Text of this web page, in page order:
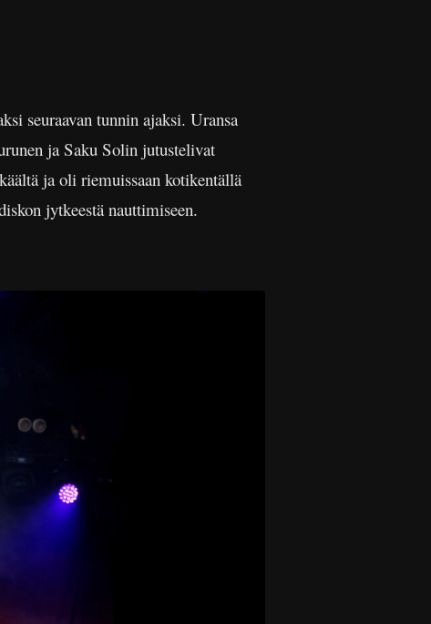
seuraavan tunnin ajaksi. Uransa
ja Saku Solin jutustelivat
ja oli riemuissaan kotikentällä
jytkeestä nauttimiseen.